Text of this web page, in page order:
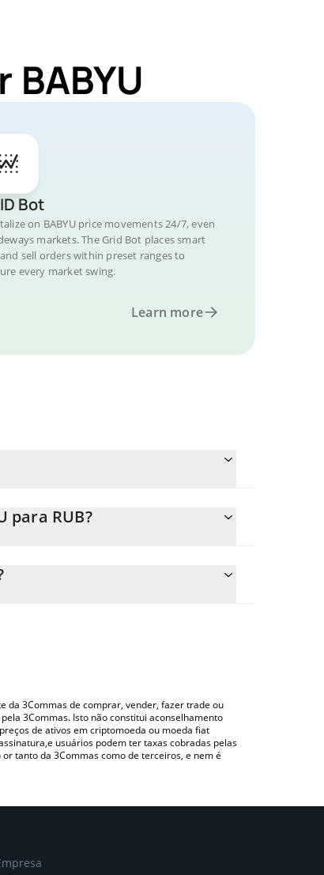
Bot
on BABYU price movements 24/7, even
markets. The Grid Bot places smart
sell orders within preset ranges to
every market swing.
Learn more
para RUB?
e converterá automaticamente o
da 3Commas de comprar, vender, fazer trade ou
3Commas. Isto não constitui aconselhamento
de ativos em criptomoeda ou moeda fiat
usuários podem ter taxas cobradas pelas
tanto da 3Commas como de terceiros, e nem é